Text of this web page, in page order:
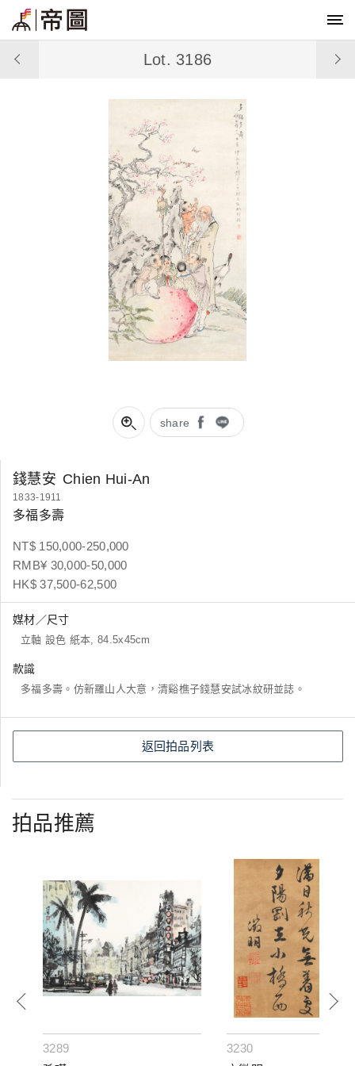
share
Lot. 3186
錢慧安 Chien Hui-An
1833-1911
多福多壽
NT$ 150,000-250,000
RMB¥ 30,000-50,000
HK$ 37,500-62,500
媒材／尺寸
立軸 設色 紙本, 84.5x45cm
款識
多福多壽。仿新羅山人大意，清谿樵子錢慧安試冰紋研並誌。
返回拍品列表
拍品推薦
3289
3230